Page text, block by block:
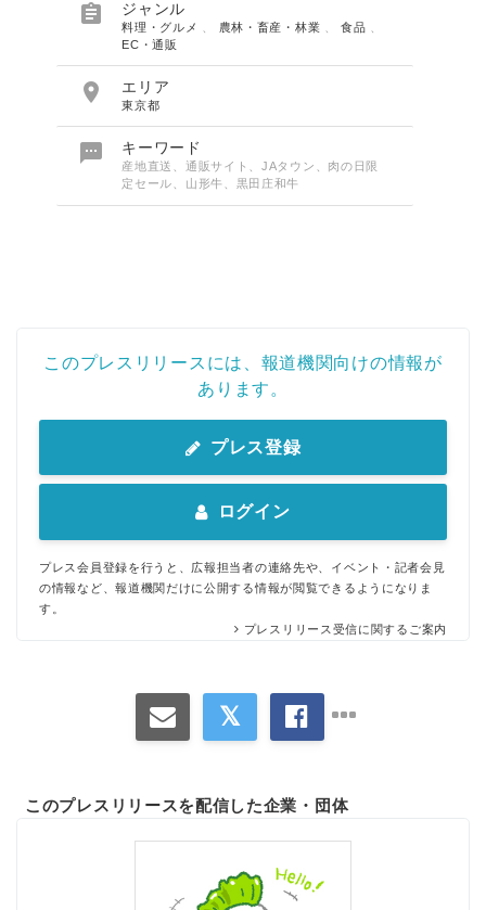
 ジャンル
料理・グルメ 農林・畜産・林業 、食品
EC・通販
 エリア
東京都
 キーワード
産地直送、通販サイト、JAタウン、肉の日限
定セール、山形牛、黒田庄和牛
このプレスリリースには、報道機関向けの情報が
あります。
プレス登録
ログイン
プレス会員登録を行うと、広報担当者の連絡先や、イベント・記者会見
の情報など、報道機関だけに公開する情報が閲覧できるようになりま
す。
プレスリリース受信に関するご案内
このプレスリリースを配信した企業・団体